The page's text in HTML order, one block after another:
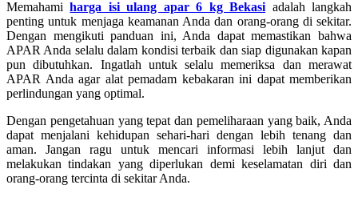
Memahamiharga isi ulang apar 6 kg Bekasi adalah langkah
penting untuk menjaga keamanan Anda dan orang-orang di sekitar.
Dengan mengikuti panduan ini, Anda dapat memastikan bahwa
APAR Anda selalu dalam kondisi terbaik dan siap digunakan kapan
pun dibutuhkan. Ingatlah untuk selalu memeriksa dan merawat
APAR Anda agar alat pemadam kebakaran ini dapat memberikan
perlindungan yang optimal.
Dengan pengetahuan yang tepat dan pemeliharaan yang baik, Anda
dapat menjalani kehidupan sehari-hari dengan lebih tenang dan
aman. Jangan ragu untuk mencari informasi lebih lanjut dan
melakukan tindakan yang diperlukan demi keselamatan diri dan
orang-orang tercinta di sekitar Anda.